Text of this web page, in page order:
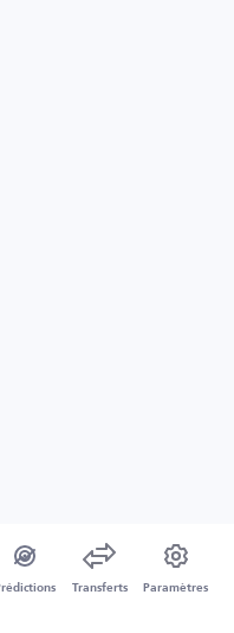
Transferts Paramètres